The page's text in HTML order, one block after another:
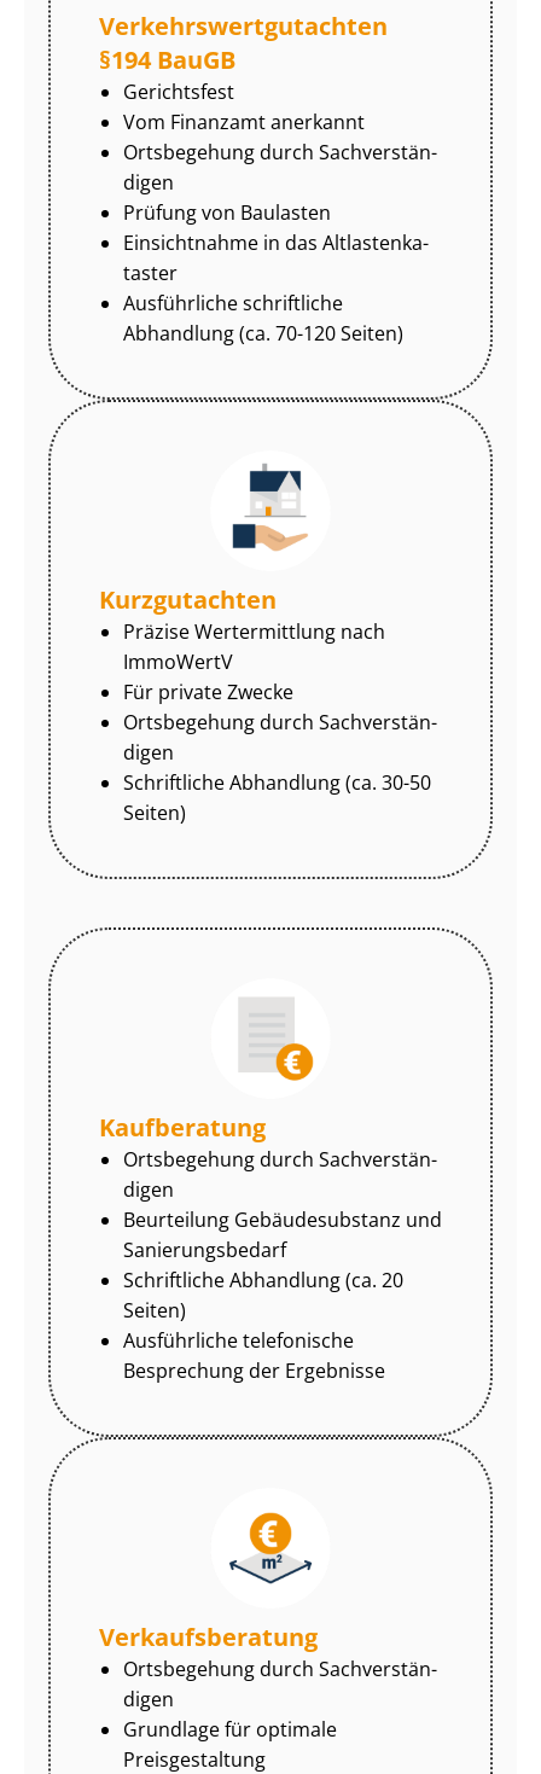
Ver­kehrs­wert­gut­ach­ten
§194 BauGB
Gerichtsfest
Vom Finanzamt anerkannt
Ortsbegehung durch Sach­ver­stän­
di­gen
Prüfung von Baulasten
Einsichtnahme in das Alt­las­ten­ka­
tas­ter
Ausführliche schriftliche
Abhandlung (ca. 70-120 Seiten)
Kurzgutachten
Präzise Wertermittlung nach
ImmoWertV
Für private Zwecke
Ortsbegehung durch Sach­ver­stän­
di­gen
Schriftliche Abhandlung (ca. 30-50
Seiten)
Kaufberatung
Ortsbegehung durch Sach­ver­stän­
di­gen
Beurteilung Gebäudesubstanz und
Sa­nie­rungs­be­darf
Schriftliche Abhandlung (ca. 20
Seiten)
Ausführliche telefonische
Besprechung der Ergebnisse
Ver­kaufs­be­ra­tung
Ortsbegehung durch Sach­ver­stän­
di­gen
Grundlage für optimale
Preisgestaltung